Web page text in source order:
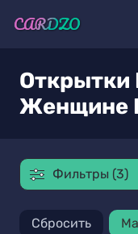
Открытки
Женщине
Фильтры (3)
Сбросить